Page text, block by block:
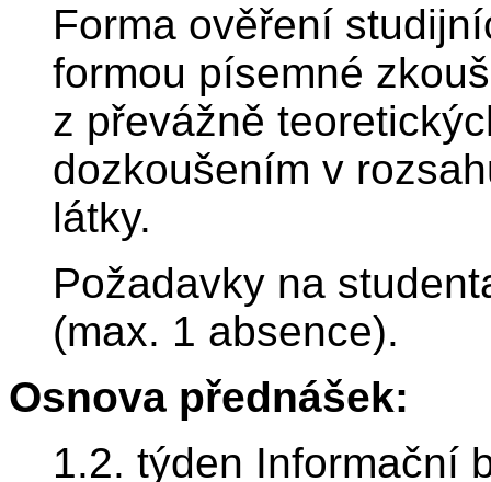
Forma ověření
formou písemné
z převážně
dozkoušením v
látky.
Požadavky na
(max. 1 absence).
Osnova přednášek:
1.2. týden Informační